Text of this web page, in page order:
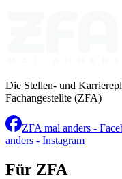
Die Stellen- und
Fachangestellte (ZFA)
ZFA mal anders -
anders - Instagram
Für ZFA